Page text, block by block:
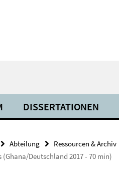
DISSERTATIONEN
Abteilung Ressourcen & Archiv
Deutschland 2017 - 70 min)